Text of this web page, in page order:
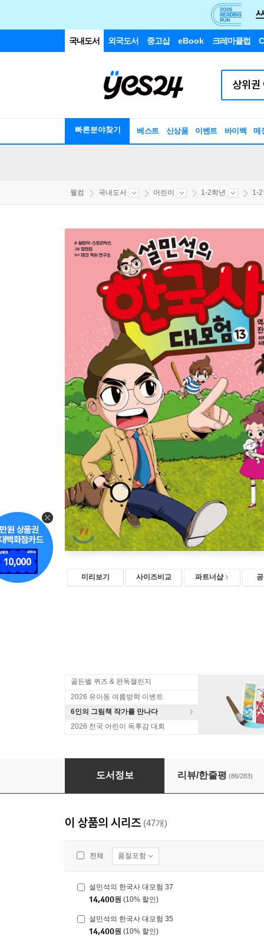
국내도서 외국도서 중고샵 eBook 크레마클럽
빠른분야찾기 베스트 신상품 이벤트 바이백 매
웰컴 국내도서 어린이 1-2학년 1-
미리보기 사이즈비교 파트너샵
골든벨 퀴즈 & 완독챌린지
2026 유아동 여름방학 이벤트
6인의 그림책 작가를 만나다
2026 전국 어린이 독후감 대회
설민석의 한국사 대모험 13
도서정보 리뷰/한줄평 (86/283)
이 상품의 시리즈 (47개)
전체 품절포함
설민석의 한국사 대모험 37
14,400원 (10% 할인)
설민석의 한국사 대모험 35
14,400원 (10% 할인)